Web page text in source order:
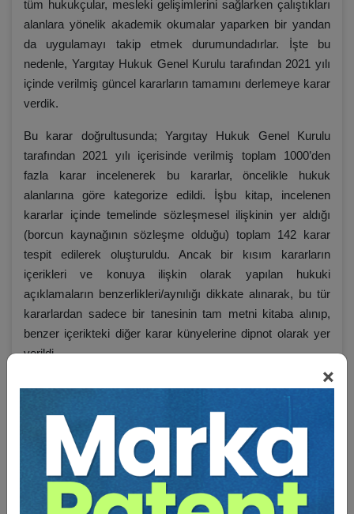
×
tüm hukukçular, mesleki gelişimlerini sağlarken çalıştıkları
alanlara yönelik akademik okumalar yaparken bir yandan
da uygulamayı takip etmek durumundadırlar. İşte bu
nedenle, Yargıtay Hukuk Genel Kurulu tarafından 2021 yılı
içinde verilmiş güncel kararların tamamını derlemeye karar
verdik.
Bu karar doğrultusunda; Yargıtay Hukuk Genel Kurulu
tarafından 2021 yılı içerisinde verilmiş toplam 1000’den
fazla karar incelenerek bu kararlar, öncelikle hukuk
alanlarına göre kategorize edildi. İşbu kitap, incelenen
kararlar içinde temelinde sözleşmesel ilişkinin yer aldığı
(borcun kaynağının sözleşme olduğu) toplam 142 karar
tespit edilerek oluşturuldu. Ancak bir kısım kararların
içerikleri ve konuya ilişkin olarak yapılan hukuki
açıklamaların benzerlikleri/aynılığı dikkate alınarak, bu tür
kararlardan sadece bir tanesinin tam metni kitaba alınıp,
benzer içerikteki diğer karar künyelerine dipnot olarak yer
verildi.
Karar metinleri kitaba yerleştirilirken şöyle bir şematize
UYUŞMAZLIK: …
ÖN SORUN: